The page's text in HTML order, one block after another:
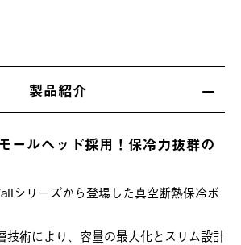
製品紹介
ールヘッド採用！保冷力抜群の
シリーズから登場した真空断熱保冷ボ
技術により、容量の最大化とスリム設計